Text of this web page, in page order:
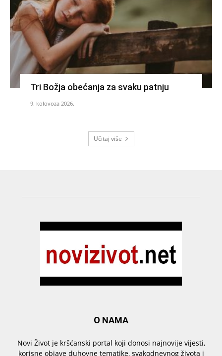
Tri Božja obećanja za svaku patnju
9. kolovoza 2026.
Učitaj više
O NAMA
Novi Život je kršćanski portal koji donosi najnovije vijesti,
korisne objave duhovne tematike, svakodnevnog života i